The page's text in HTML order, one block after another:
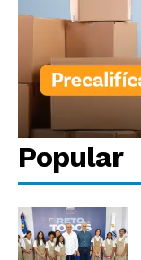
Popular